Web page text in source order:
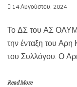
14 Αυγούστου, 2024
Το ΔΣ του ΑΣ
την ένταξη του
του Συλλόγου. Ο
Read More